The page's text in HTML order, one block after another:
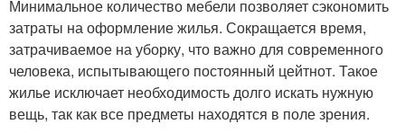
Минимальное количество мебели позволяет сэкономить
затраты на оформление жилья. Сокращается время,
затрачиваемое на уборку, что важно для современного
человека, испытывающего постоянный цейтнот. Такое
жилье исключает необходимость долго искать нужную
вещь, так как все предметы находятся в поле зрения.